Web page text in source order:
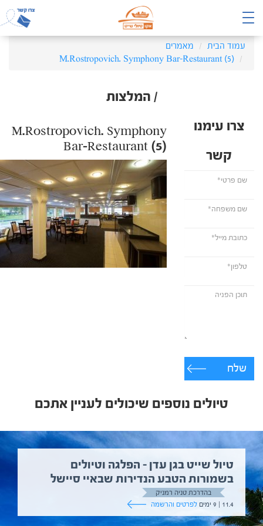
עמוד הבית
מאמרים
M.Rostropovich. Symphony Bar-Restaurant (5)
/ המלצות
צרו עימנו
קשר
שלח
M.Rostropovich. Symphony
Bar-Restaurant (5)
טיולים נוספים שיכולים לעניין אתכם
טיול שייט בגן עדן – הפלגה וטיולים
בשמורות הטבע הנדירות שבאיי סיישל
בהדרכת טניה רמניק
11.4 | 9 ימים
לפרטים והרשמה